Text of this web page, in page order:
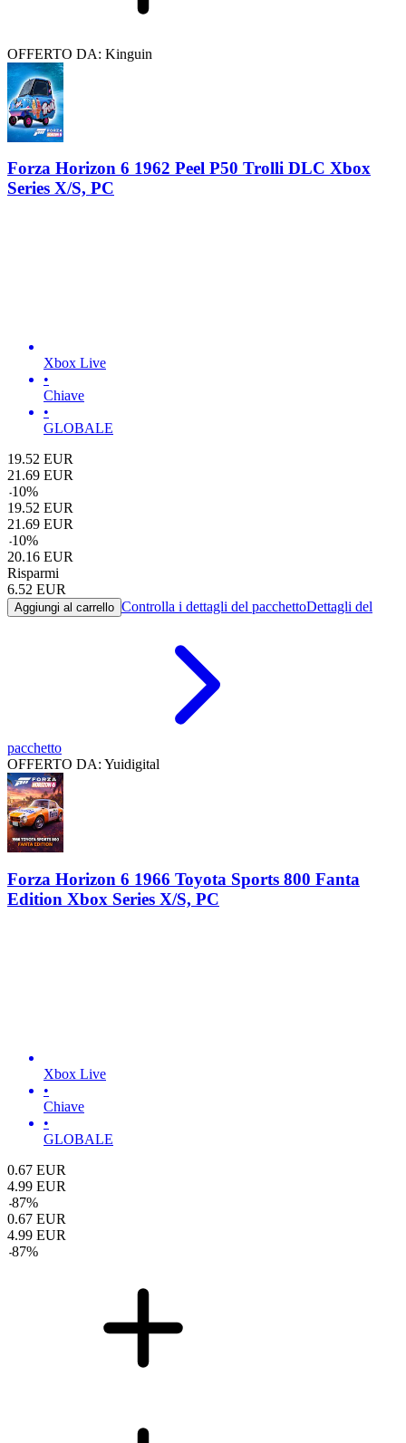
OFFERTO DA: Kinguin
Forza Horizon 6 1962 Peel P50 Trolli DLC Xbox
Series X/S, PC
Xbox Live
•
Chiave
•
GLOBALE
19.52 EUR
21.69 EUR
-10%
19.52 EUR
21.69 EUR
-10%
20.16 EUR
Risparmi
6.52 EUR
Aggiungi al carrello Controlla i dettagli del pacchettoDettagli del
pacchetto
OFFERTO DA: Yuidigital
Forza Horizon 6 1966 Toyota Sports 800 Fanta
Edition Xbox Series X/S, PC
Xbox Live
•
Chiave
•
GLOBALE
0.67 EUR
4.99 EUR
-87%
0.67 EUR
4.99 EUR
-87%